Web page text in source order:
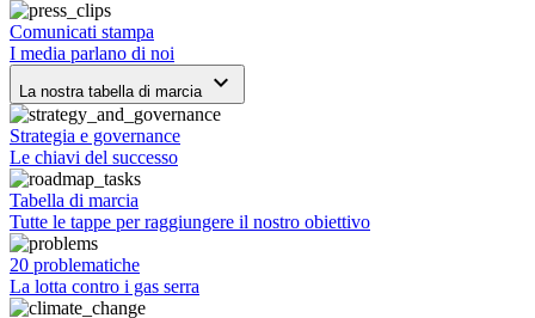
Comunicati stampa
I media parlano di noi
La nostra tabella di marcia keyboard_arrow_down
Strategia e governance
Le chiavi del successo
Tabella di marcia
Tutte le tappe per raggiungere il nostro obiettivo
20 problematiche
La lotta contro i gas serra